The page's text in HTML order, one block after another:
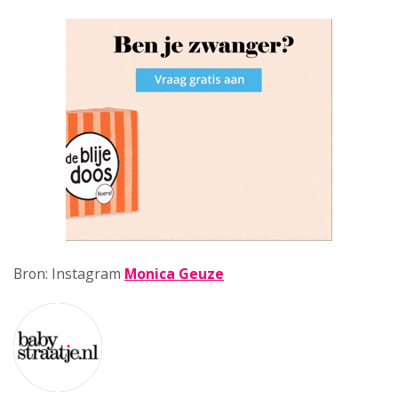
Bron: Instagram Monica Geuze